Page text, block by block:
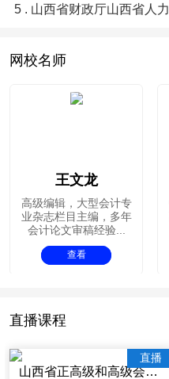
网校名师
王文龙
高级编辑，大型会计专
业杂志栏目主编，多年
会计论文审稿经验...
查看
直播课程
直播
山西省正高级和高级会计师评审辅导视频讲座